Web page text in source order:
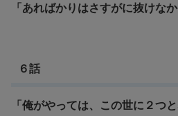
「あればかりはさすがに抜けなか
６話
「俺がやっては、この世に２つ